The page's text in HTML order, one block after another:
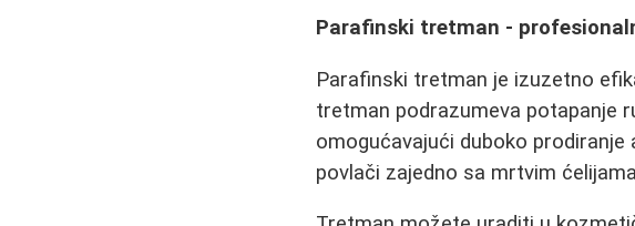
Parafinski tretman -
Parafinski tretman je izuzetno
tretman podrazumeva potapanje
omogućavajući duboko prodiranje
povlači zajedno sa mrtvim